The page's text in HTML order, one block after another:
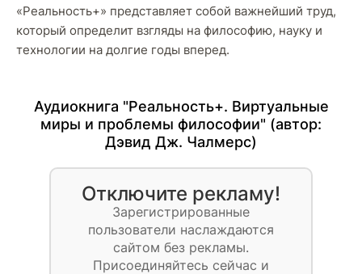
«Реальность+» представляет собой важнейший труд,
который определит взгляды на философию, науку и
технологии на долгие годы вперед.
Аудиокнига "Реальность+. Виртуальные
миры и проблемы философии" (автор:
Дэвид Дж. Чалмерс)
Отключите рекламу!
Зарегистрированные
пользователи наслаждаются
сайтом без рекламы.
Присоединяйтесь сейчас и